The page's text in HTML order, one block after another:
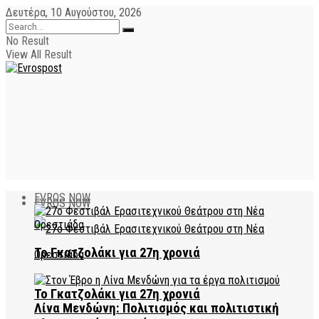
Δευτέρα, 10 Αυγούστου, 2026
No Result
View All Result
EVROS NOW
Το Γκατζολάκι για 27η χρονιά
EVROS NOW
Το Γκατζολάκι για 27η χρονιά
Λίνα Μενδώνη: Πολιτισμός και πολιτιστική